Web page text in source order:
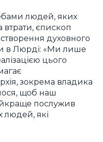
людей, яких
втрати, єпископ
духовного
в Люрді: «Ми лише
цього
зокрема владика
щоб наш
послужив
людей, які